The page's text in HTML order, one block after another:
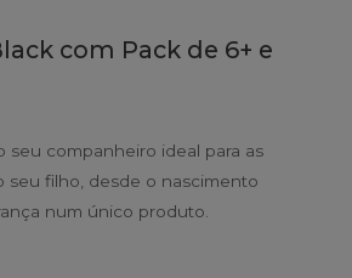
com Pack de 6+ e
seu companheiro ideal para as
seu filho, desde o nascimento
num único produto.